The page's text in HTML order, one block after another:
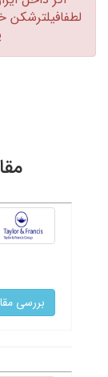
لطفافیلترشکن
بررسی مقاله